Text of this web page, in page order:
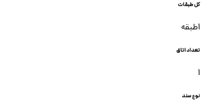
کل طبقات
1طبقه
تعداد اتاق
1
نوع سند